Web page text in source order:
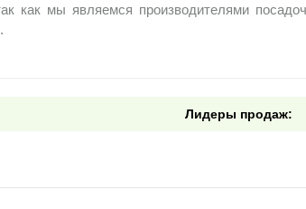
как мы являемся производителями
Лидеры продаж: